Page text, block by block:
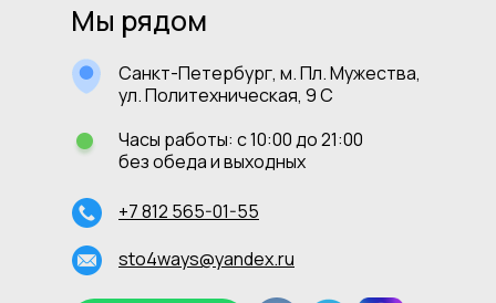
Мы рядом
Санкт-Петербург, м. Пл. Мужества,
ул. Политехническая, 9 С
Часы работы: с 10:00 до 21:00
без обеда и выходных
+7 812 565-01-55
sto4ways@yandex.ru